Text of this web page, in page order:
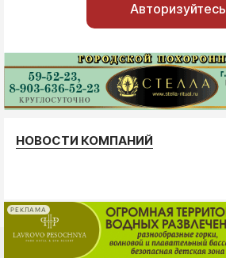
Авторизуйтесь
НОВОСТИ КОМПАНИЙ
РЕКЛАМА